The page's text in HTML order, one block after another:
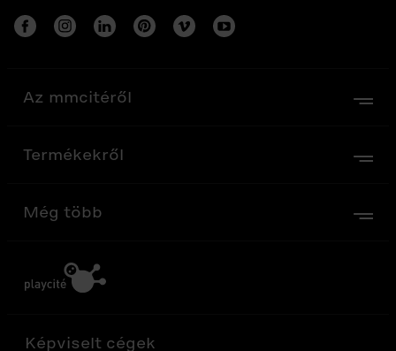
Az mmcitéről
Termékekről
Még több
Képviselt cégek